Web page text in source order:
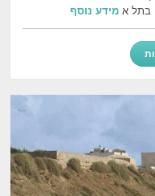
בתל אמידע נוסף